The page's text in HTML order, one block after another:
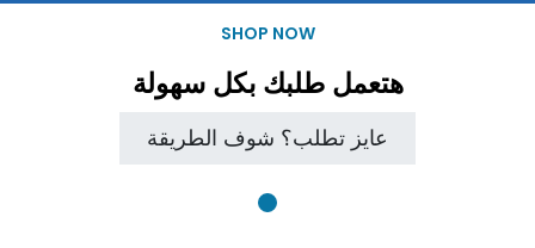
SHOP NOW
هتعمل طلبك بكل سهولة
عايز تطلب؟ شوف الطريقة